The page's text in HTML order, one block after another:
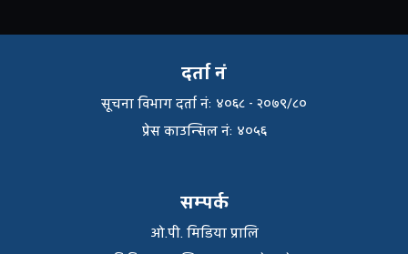
दर्ता नं
सूचना विभाग दर्ता नंः ४०६८ - २०७९/८०
प्रेस काउन्सिल नंः ४०५६
सम्पर्क
ओ.पी. मिडिया प्रालि